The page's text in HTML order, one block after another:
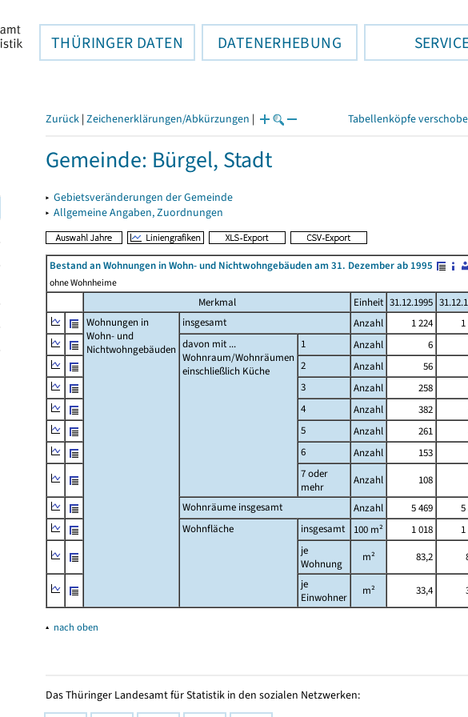
THÜRINGER DATEN DATENERHEBUNG
Zurück | Zeichenerklärungen/Abkürzungen | Tabellenköpfe
Gemeinde: Bürgel, Stadt
▸ Gebietsveränderungen der Gemeinde
▸ Allgemeine Angaben, Zuordnungen
Bestand an Wohnungen in Wohn- und Nichtwohngebäuden am 31. Dezember ab 1995
ohne Wohnheime
Merkmal Einheit 31.12.1995
Wohnungen in
Wohn- und
Nichtwohngebäuden
insgesamt Anzahl 1 224
davon mit ...
Wohnraum/Wohnräumen
einschließlich Küche
1 Anzahl 6
2
Anzahl 56
3
Anzahl 258
4
Anzahl 382
5
Anzahl 261
6
Anzahl 153
7 oder
mehr
Anzahl 108
Wohnräume insgesamt
Anzahl 5 469 5
Wohnfläche
insgesamt 100 m² 1 018
je
Wohnung
m² 83,2
je
Einwohner
m² 33,4
▴ nach oben
Das Thüringer Landesamt für Statistik in den sozialen Netzwerken: